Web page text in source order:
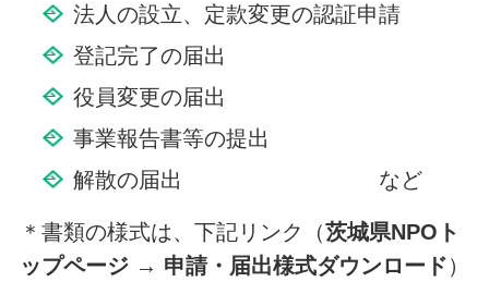
法人の設立、定款変更の認証申請
登記完了の届出
役員変更の届出
事業報告書等の提出
解散の届出 など
＊書類の様式は、下記リンク（茨城県NPOト
ップページ → 申請・届出様式ダウンロード）